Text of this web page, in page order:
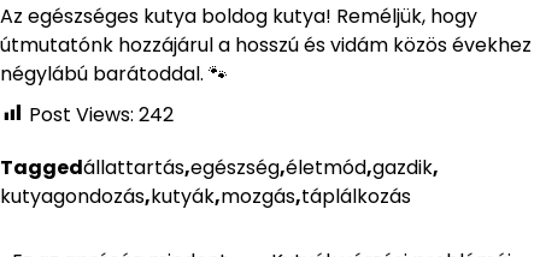
Az egészséges kutya boldog kutya! Reméljük, hogy
útmutatónk hozzájárul a hosszú és vidám közös évekhez
négylábú barátoddal. 🐾
Post Views: 242
Taggedállattartás,egészség,életmód,gazdik,
kutyagondozás,kutyák,mozgás,táplálkozás